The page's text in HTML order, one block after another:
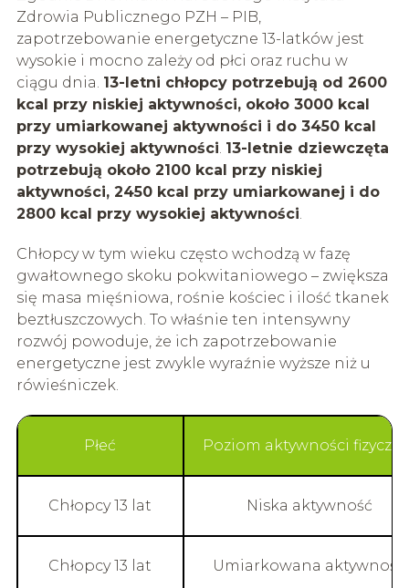
Zdrowia Publicznego PZH – PIB,
zapotrzebowanie energetyczne 13-latków jest
wysokie i mocno zależy od płci oraz ruchu w
ciągu dnia. 13-letni chłopcy potrzebują od 2600
kcal przy niskiej aktywności, około 3000 kcal
przy umiarkowanej aktywności i do 3450 kcal
przy wysokiej aktywności. 13-letnie dziewczęta
potrzebują około 2100 kcal przy niskiej
aktywności, 2450 kcal przy umiarkowanej i do
2800 kcal przy wysokiej aktywności.
Chłopcy w tym wieku często wchodzą w fazę
gwałtownego skoku pokwitaniowego – zwiększa
się masa mięśniowa, rośnie kościec i ilość tkanek
beztłuszczowych. To właśnie ten intensywny
rozwój powoduje, że ich zapotrzebowanie
energetyczne jest zwykle wyraźnie wyższe niż u
rówieśniczek.
Płeć Poziom aktywności
Chłopcy 13 lat Niska aktywność
Chłopcy 13 lat Umiarkowana aktywność